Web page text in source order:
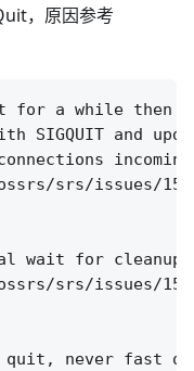
，原因参考
for a while then
SIGQUIT and
srs/issues/
wait for cleanup
srs/issues/
quit, never fast